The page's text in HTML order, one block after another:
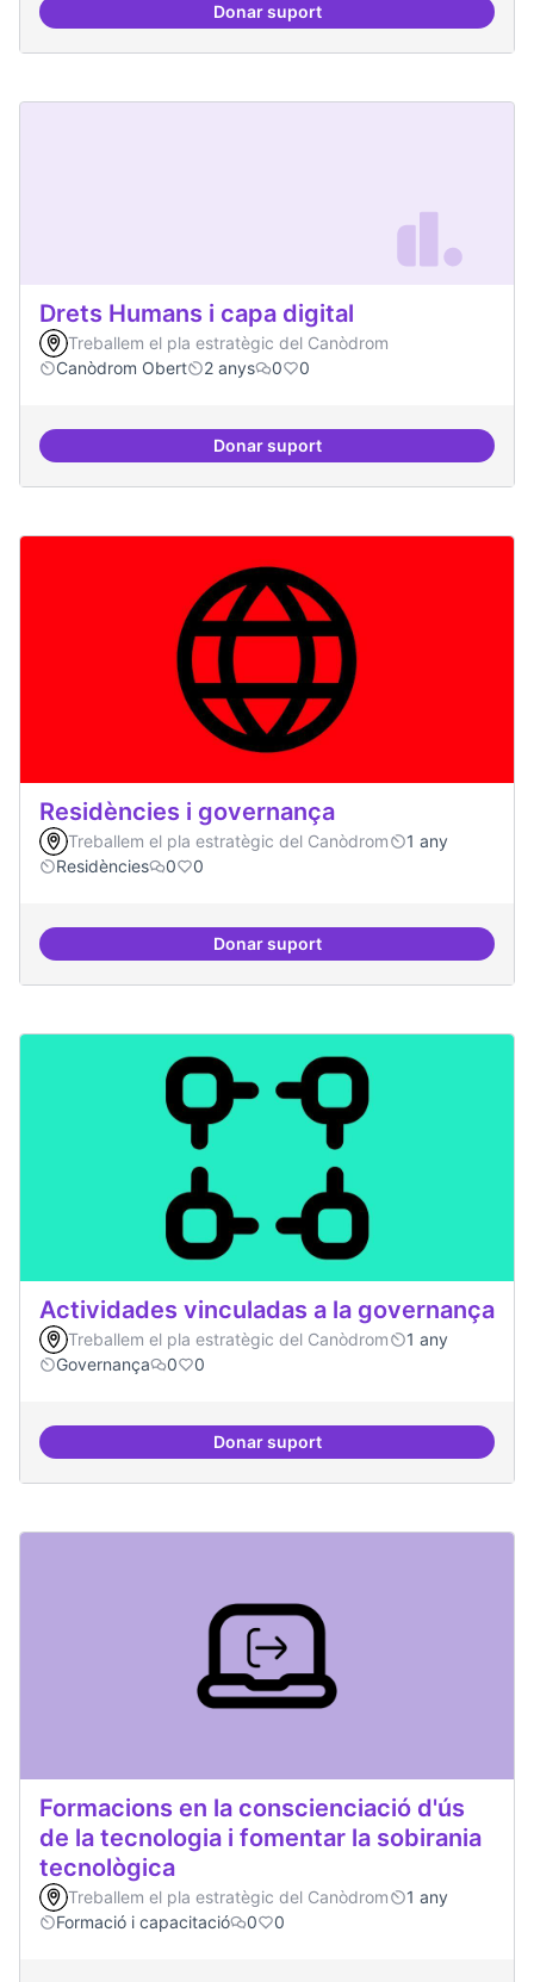
Donar suportCanòdrom com a refugi en cas
Drets Humans i capa digital
Treballem el pla estratègic del Canòdrom
Canòdrom Obert
2 anys 0 0
Donar suportDrets Humans i capa digital
Residències i governança
Treballem el pla estratègic del Canòdrom
1 any
Residències
0 0
Donar suportResidències i governança
Actividades vinculadas a la governança
Treballem el pla estratègic del Canòdrom
1 any
Governança
0 0
Donar suportActividades vinculadas a la
Formacions en la conscienciació d'ús
de la tecnologia i fomentar la sobirania
tecnològica
Treballem el pla estratègic del Canòdrom
1 any
Formació i capacitació
0 0